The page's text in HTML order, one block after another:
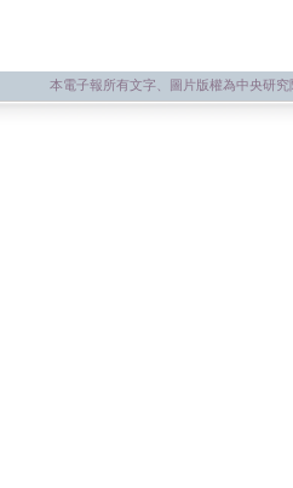
本電子報所有文字、圖片版權為中央研